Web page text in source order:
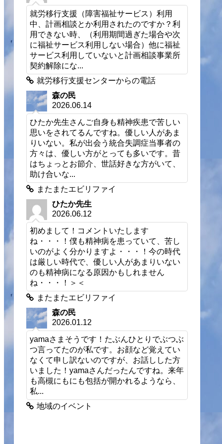
就労移行支援（障害福祉サービス）利用
中、計画相談とか利用されたのですか？利
用できない時、（利用期間過ぎた場合や次
に福祉サービス利用しない場合）他に福祉
サービス利用していないと計画相談事業所
契約解除にな...
就労移行支援センターからの電話
森の民
2026.06.14
ひたか先生さんご自身も精神疾患で苦しい
思いをされてるんですね。優しい人があま
りいない。私が出会う統合失調症当事者の
方々は、優しい方がとっても多いです。昔
はちょっとお節介、世話好きな方がいて、
助け合いな...
またまたエビリファイ
ひたか先生
2026.06.12
初めまして！コメントいたします
ね・・・！僕も精神病を患っていて、苦し
いのがよく分かりますよ・・・！今の時代
は厳しい時代で、優しい人があまりいない
のも精神病になる原因かもしれません
ね・・・！＞＜
またまたエビリファイ
森の民
2026.01.12
yamaさまそうです！たぶんひとりでぶつぶ
つ言ってたのが私です。お顔など覚えてい
なくて申し訳ないのですが、お話しした方
いました！yamaさんだったんですね。来年
も高槻にもにも包括が開かれるようなら、
私...
地域のイベント